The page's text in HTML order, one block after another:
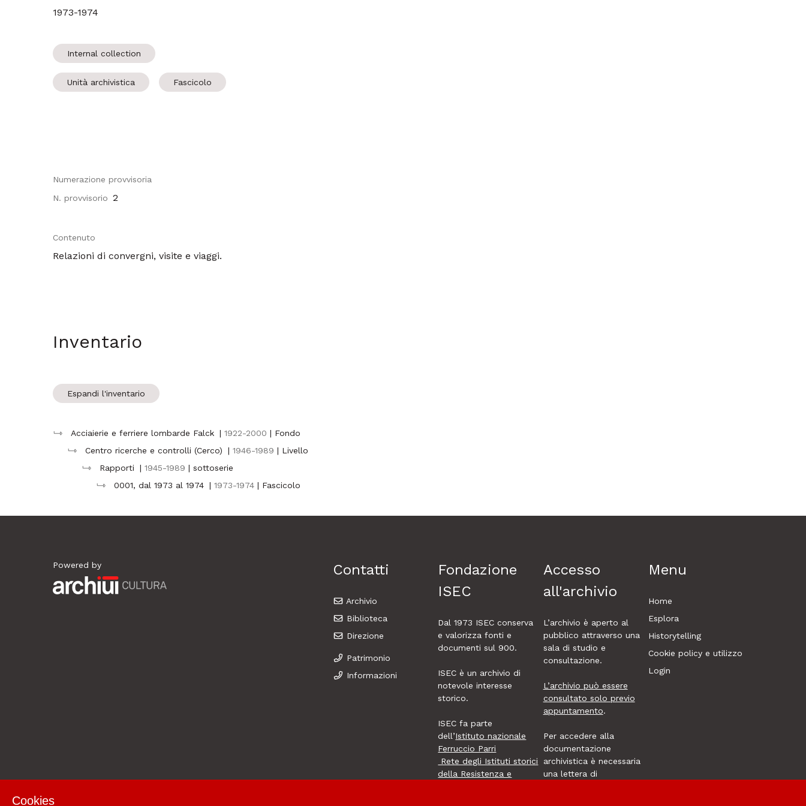
1973-1974
Internal collection
Unità archivistica Fascicolo
Numerazione provvisoria
N. provvisorio 2
Contenuto
Relazioni di convergni, visite e viaggi.
Inventario
Espandi l'inventario
Acciaierie e ferriere lombarde Falck | 1922-2000 | Fondo
Centro ricerche e controlli (Cerco)
| 1946-1989 | Livello
Rapporti
| 1945-1989 | sottoserie
0001, dal 1973 al 1974 | 1973-1974 | Fascicolo
Contatti
Archivio
Biblioteca
Direzione
Patrimonio
Informazioni
Fondazione
ISEC
Dal 1973 ISECconserva
e valorizza fonti e
documenti sul 900.
ISEC è un archivio di
notevole interesse
storico.
ISEC fa parte
dell’Istituto nazionale
Ferruccio Parri
Rete degli Istituti storici
della Resistenza e
Accesso
all'archivio
L’archivio è aperto al
pubblico attraverso una
sala di studio e
consultazione.
L’archivio può essere
consultato solo previo
appuntamento.
Per accedere alla
documentazione
archivistica è necessaria
una lettera di
Menu
Home
Esplora
Historytelling
Cookie policy e utilizzo
Login
Powered by
Archiui
Cookies